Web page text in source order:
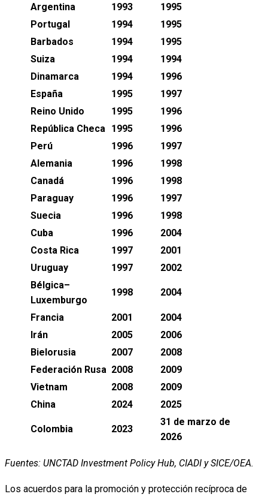
Argentina
1993
1995
Portugal
1994
1995
Barbados
1994
1995
Suiza
1994
1994
Dinamarca
1994
1996
España
1995
1997
Reino Unido
1995
1996
República Checa
1995
1996
Perú
1996
1997
Alemania
1996
1998
Canadá
1996
1998
Paraguay
1996
1997
Suecia
1996
1998
Cuba
1996
2004
Costa Rica
1997
2001
Uruguay
1997
2002
Bélgica–
Luxemburgo
1998 2004
Francia 2001
2004
Irán
2005
2006
Bielorusia
2007
2008
Federación Rusa 2008
2009
Vietnam
2008
2009
China
2024 2025
Colombia 2023
31 de marzo de
2026
Fuentes: UNCTAD Investment Policy Hub, CIADI y SICE/OEA.
Los acuerdos para la promoción y protección recíproca de